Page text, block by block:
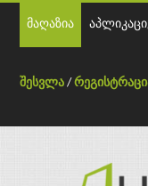
მაღაზია
შესვლა /